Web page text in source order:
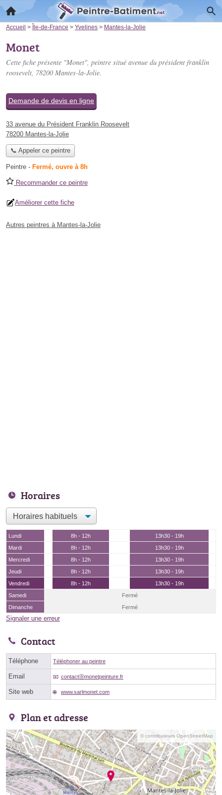
Accueil > Île-de-France > Yvelines > Mantes-la-Jolie
Monet
Cette fiche présente "Monet", peintre situé avenue du président franklin
roosevelt, 78200 Mantes-la-Jolie.
Demande de devis en ligne
33 avenue du Président Franklin Roosevelt
78200 Mantes-la-Jolie
📞 Appeler ce peintre
Peintre - Fermé, ouvre à 8h
Recommander ce peintre
Améliorer cette fiche
Autres peintres à Mantes-la-Jolie
Horaires
Lundi 8h - 12h
13h30 - 19h
Mardi
8h - 12h
13h30 - 19h
Mercredi
8h - 12h
13h30 - 19h
Jeudi
8h - 12h
13h30 - 19h
Vendredi
8h - 12h
13h30 - 19h
Samedi
Fermé
Dimanche
Fermé
Signaler une erreur
Contact
Téléphone Téléphoner au peintre
Email contactⓐmonetpeinture.fr
Site web www.sarlmonet.com
Plan et adresse
© contributeurs OpenStreetMap